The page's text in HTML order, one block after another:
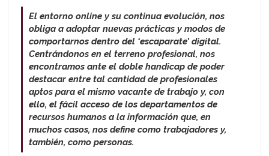
El entorno online y su continua evolución, nos
obliga a adoptar nuevas prácticas y modos de
comportarnos dentro del ‘escaparate’ digital.
Centrándonos en el terreno profesional, nos
encontramos ante el doble handicap de poder
destacar entre tal cantidad de profesionales
aptos para el mismo vacante de trabajo y, con
ello, el fácil acceso de los departamentos de
recursos humanos a la información que, en
muchos casos, nos define como trabajadores y,
también, como personas.